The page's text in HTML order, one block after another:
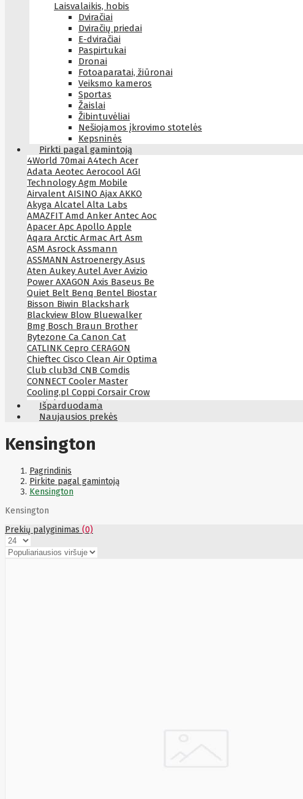
Laisvalaikis, hobis
Dviračiai
Dviračių priedai
E-dviračiai
Paspirtukai
Dronai
Fotoaparatai, žiūronai
Veiksmo kameros
Sportas
Žaislai
Žibintuvėliai
Nešiojamos įkrovimo stotelės
Kepsninės
Pirkti pagal gamintoją
4World 70mai A4tech Acer
Adata Aeotec Aerocool AGI
Technology Agm Mobile
Airvalent AISINO Ajax AKKO
Akyga Alcatel Alta Labs
AMAZFIT Amd Anker Antec Aoc
Apacer Apc Apollo Apple
Aqara Arctic Armac Art Asm
ASM Asrock Assmann
ASSMANN Astroenergy Asus
Aten Aukey Autel Aver Avizio
Power AXAGON Axis Baseus Be
Quiet Belt Benq Bentel Biostar
Bisson Biwin Blackshark
Blackview Blow Bluewalker
Bmg Bosch Braun Brother
Bytezone Ca Canon Cat
CATLINK Cepro CERAGON
Chieftec Cisco Clean Air Optima
Club club3d CNB Comdis
CONNECT Cooler Master
Cooling.pl Coppi Corsair Crow
CrucialCYBERCyberPower
CyberpowerD-linkDaewoo
Dahua DataCore
Defender
Dell
DicotaDIGITALDigitus
DURABOOK
EagleriseEatonEcoFlow
EcovacsEdimax
Emu
Energizer
Enermax
ErgotronEsperanza
EUREKA
Eurolight
ExtralinkFarfisa
Išparduodama
Naujausios prekės
Kensington
Pagrindinis
Pirkite pagal gamintoją
Kensington
Kensington
Prekių palyginimas (0)